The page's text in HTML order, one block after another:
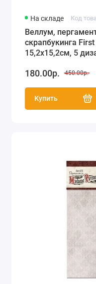
На складе Код
Веллум,
скрапбукинга
15,2х15,2см, 5
180.00р. 450.00р.
Купить